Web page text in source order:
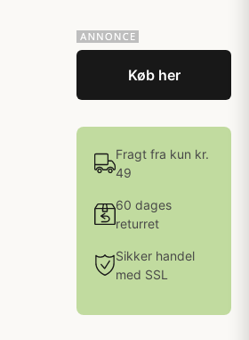
Køb her
Fragt fra kun kr.
49
60 dages
returret
Sikker handel
med SSL